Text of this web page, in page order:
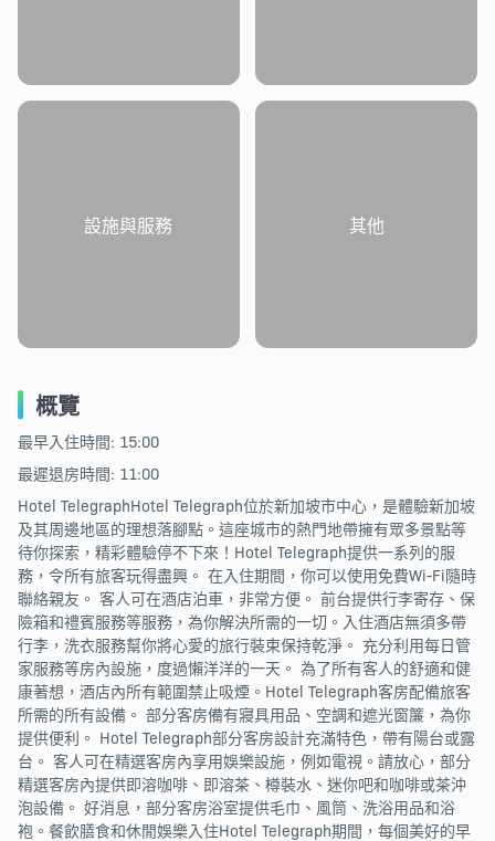
設施與服務 其他
概覽
最早入住時間: 15:00
最遲退房時間: 11:00
Hotel TelegraphHotel Telegraph位於新加坡市中心，是體驗新加坡
及其周邊地區的理想落腳點。這座城市的熱門地帶擁有眾多景點等
待你探索，精彩體驗停不下來！Hotel Telegraph提供一系列的服
務，令所有旅客玩得盡興。 在入住期間，你可以使用免費Wi-Fi隨時
聯絡親友。 客人可在酒店泊車，非常方便。 前台提供行李寄存、保
險箱和禮賓服務等服務，為你解決所需的一切。入住酒店無須多帶
行李，洗衣服務幫你將心愛的旅行裝束保持乾淨。 充分利用每日管
家服務等房內設施，度過懶洋洋的一天。 為了所有客人的舒適和健
康著想，酒店內所有範圍禁止吸煙。Hotel Telegraph客房配備旅客
所需的所有設備。 部分客房備有寢具用品、空調和遮光窗簾，為你
提供便利。 Hotel Telegraph部分客房設計充滿特色，帶有陽台或露
台。 客人可在精選客房內享用娛樂設施，例如電視。請放心，部分
精選客房內提供即溶咖啡、即溶茶、樽裝水、迷你吧和咖啡或茶沖
泡設備。 好消息，部分客房浴室提供毛巾、風筒、洗浴用品和浴
袍。餐飲膳食和休閒娛樂入住Hotel Telegraph期間，每個美好的早